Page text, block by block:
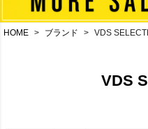
HOME ブランド VDS
VDS